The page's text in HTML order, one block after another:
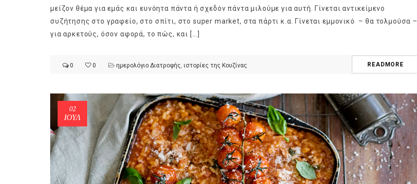
μείζον θέμα για εμάς και ευνόητα πάντα ή σχεδόν πάντα μιλούμε για αυτή. Γίνεται αντικείμενο
συζήτησης στο γραφείο, στο σπίτι, στο super market, στα πάρτι κ.α. Γίνεται εμμονικό – θα τολμούσα –
για αρκετούς, όσον αφορά, το πώς, και […]
0 0 ημερολόγιο Διατροφής, ιστορίες της Κουζίνας READMORE
02
ΙΟΎΛ